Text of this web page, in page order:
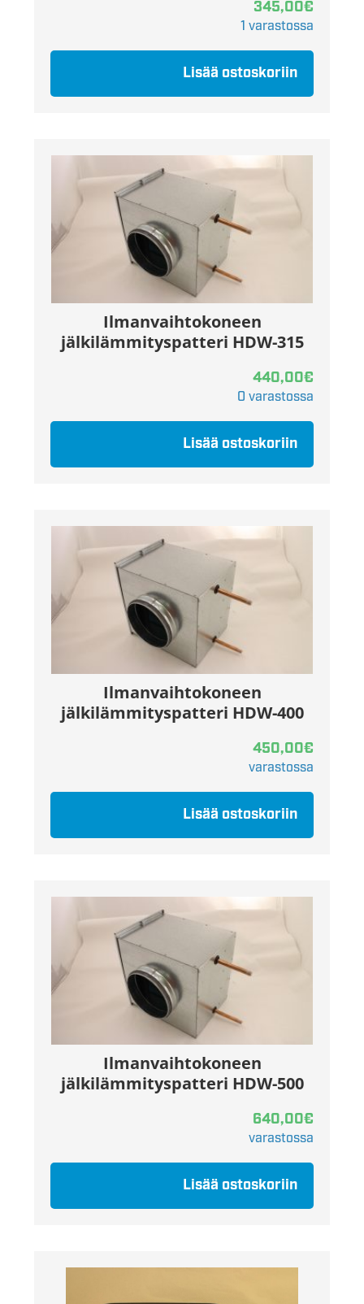
345,00€
1 varastossa
Lisää ostoskoriin
Ilmanvaihtokoneen
jälkilämmityspatteri HDW-315
440,00€
0 varastossa
Lisää ostoskoriin
Ilmanvaihtokoneen
jälkilämmityspatteri HDW-400
450,00€
varastossa
Lisää ostoskoriin
Ilmanvaihtokoneen
jälkilämmityspatteri HDW-500
640,00€
varastossa
Lisää ostoskoriin